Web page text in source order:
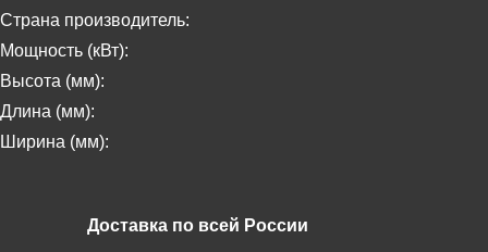
Страна производитель:
Мощность (кВт):
Высота (мм):
Длина (мм):
Ширина (мм):
Доставка по всей России